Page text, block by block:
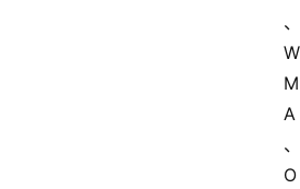
、
W
M
A
、
O